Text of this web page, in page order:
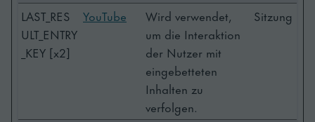
LAST_RES
ULT_ENTRY
_KEY [x2]
YouTube
Wird verwendet,
um die Interaktion
der Nutzer mit
eingebetteten
Inhalten zu
verfolgen.
Sitzung